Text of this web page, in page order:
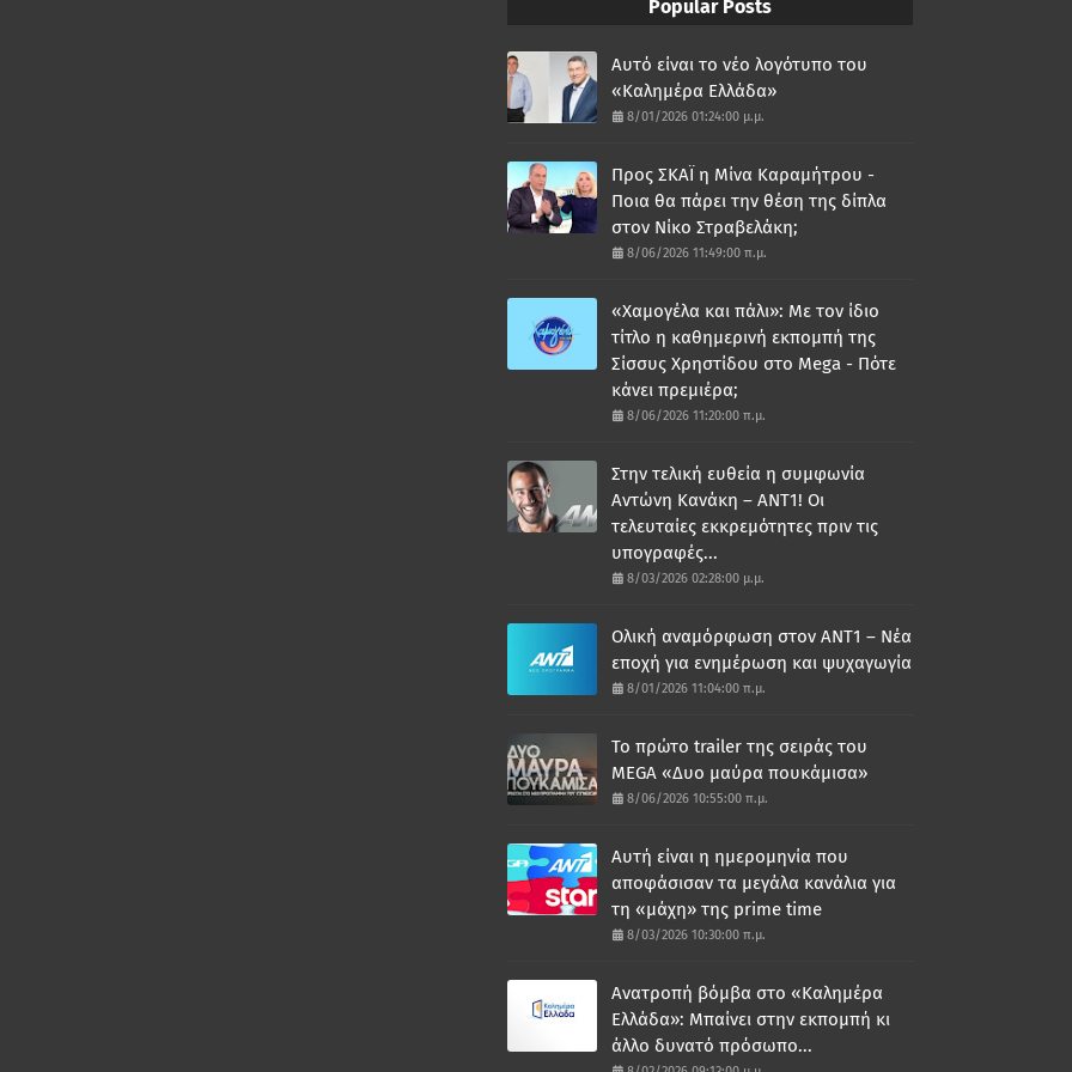
Popular Posts
Αυτό είναι το νέο λογότυπο του
«Καλημέρα Ελλάδα»
8/01/2026 01:24:00 μ.μ.
Προς ΣΚΑΪ η Μίνα Καραμήτρου -
Ποια θα πάρει την θέση της δίπλα
στον Νίκο Στραβελάκη;
8/06/2026 11:49:00 π.μ.
«Χαμογέλα και πάλι»: Με τον ίδιο
τίτλο η καθημερινή εκπομπή της
Σίσσυς Χρηστίδου στο Mega - Πότε
κάνει πρεμιέρα;
8/06/2026 11:20:00 π.μ.
Στην τελική ευθεία η συμφωνία
Αντώνη Κανάκη – ΑΝΤ1! Οι
τελευταίες εκκρεμότητες πριν τις
υπογραφές...
8/03/2026 02:28:00 μ.μ.
Ολική αναμόρφωση στον ΑΝΤ1 – Νέα
εποχή για ενημέρωση και ψυχαγωγία
8/01/2026 11:04:00 π.μ.
Το πρώτο trailer της σειράς του
MEGA «Δυο μαύρα πουκάμισα»
8/06/2026 10:55:00 π.μ.
Αυτή είναι η ημερομηνία που
αποφάσισαν τα μεγάλα κανάλια για
τη «μάχη» της prime time
8/03/2026 10:30:00 π.μ.
Ανατροπή βόμβα στο «Καλημέρα
Ελλάδα»: Μπαίνει στην εκπομπή κι
άλλο δυνατό πρόσωπο...